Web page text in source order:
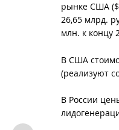
рынке США
26,65 млрд.
млн. к концу
В США
(реализуют
В России